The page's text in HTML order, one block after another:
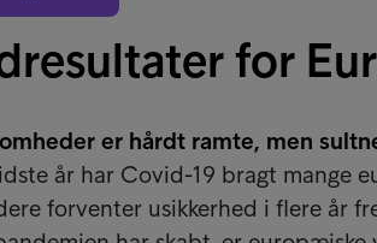
for
er hårdt ramte, men
år har Covid-19 bragt mange
forventer usikkerhed i flere år